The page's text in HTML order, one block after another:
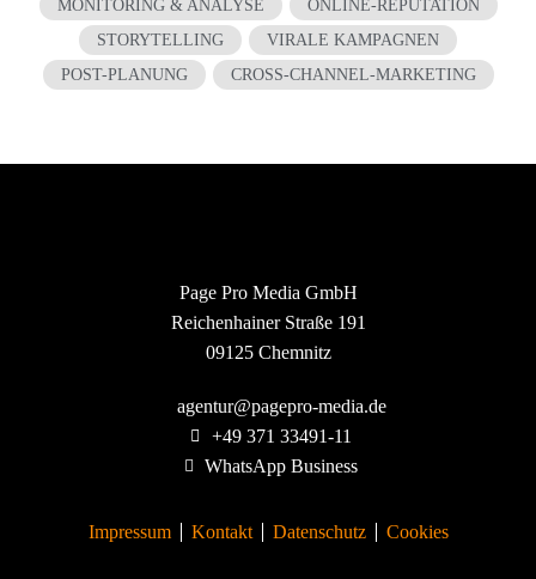
MONITORING & ANALYSE
ONLINE-REPUTATION
STORYTELLING
VIRALE KAMPAGNEN
POST-PLANUNG
CROSS-CHANNEL-MARKETING
Page Pro Media GmbH
Reichenhainer Straße 191
09125 Chemnitz
agentur@pagepro-media.de
+49 371 33491-11
WhatsApp Business
Impressum Kontakt Datenschutz Cookies